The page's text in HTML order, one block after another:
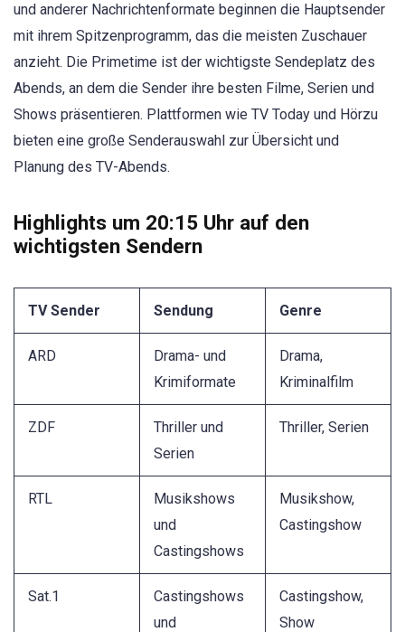
und anderer Nachrichtenformate beginnen die Hauptsender
mit ihrem Spitzenprogramm, das die meisten Zuschauer
anzieht. Die Primetime ist der wichtigste Sendeplatz des
Abends, an dem die Sender ihre besten Filme, Serien und
Shows präsentieren. Plattformen wie TV Today und Hörzu
bieten eine große Senderauswahl zur Übersicht und
Planung des TV-Abends.
Highlights um 20:15 Uhr auf den
wichtigsten Sendern
TV Sender Sendung Genre
ARD
Drama- und
Krimiformate
Drama,
Kriminalfilm
ZDF
Thriller und
Serien
Thriller, Serien
RTL
Musikshows
und
Castingshows
Musikshow,
Castingshow
Sat.1
Castingshows
und
Castingshow,
Show